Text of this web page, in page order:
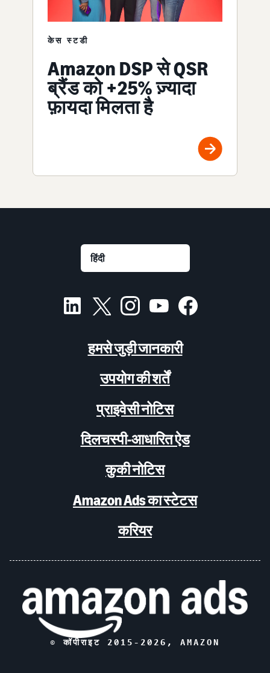
केस स्टडी
Amazon DSP से QSR
ब्रैंड को +25% ज़्यादा
फ़ायदा मिलता है
हमसे जुड़ी जानकारी
उपयोग की शर्तें
प्राइवेसी नोटिस
दिलचस्पी-आधारित ऐड
कुकी नोटिस
Amazon Ads का स्टेटस
करियर
© कॉपीराइट 2015- 2026 , AMAZON